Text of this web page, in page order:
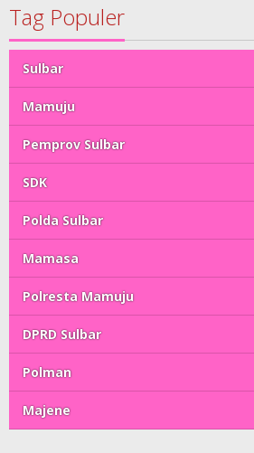
Tag Populer
Sulbar
Mamuju
Pemprov Sulbar
SDK
Polda Sulbar
Mamasa
Polresta Mamuju
DPRD Sulbar
Polman
Majene